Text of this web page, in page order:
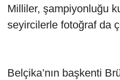
Milliler, şampiyonluğu
seyircilerle fotoğraf da
Belçika’nın başkenti